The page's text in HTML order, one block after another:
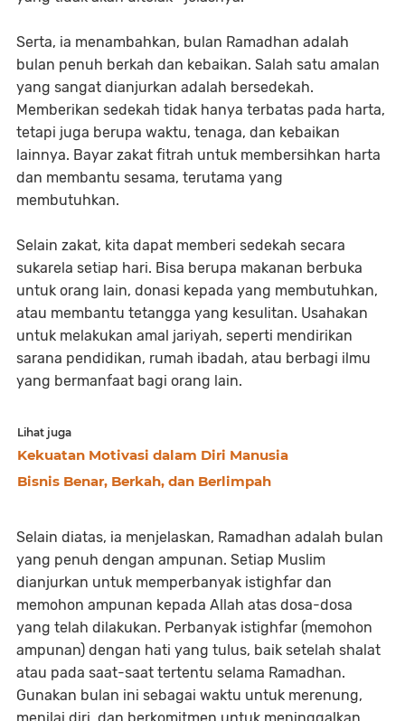
Serta, ia menambahkan, bulan Ramadhan adalah
bulan penuh berkah dan kebaikan. Salah satu amalan
yang sangat dianjurkan adalah bersedekah.
Memberikan sedekah tidak hanya terbatas pada harta,
tetapi juga berupa waktu, tenaga, dan kebaikan
lainnya. Bayar zakat fitrah untuk membersihkan harta
dan membantu sesama, terutama yang
membutuhkan.
Selain zakat, kita dapat memberi sedekah secara
sukarela setiap hari. Bisa berupa makanan berbuka
untuk orang lain, donasi kepada yang membutuhkan,
atau membantu tetangga yang kesulitan. Usahakan
untuk melakukan amal jariyah, seperti mendirikan
sarana pendidikan, rumah ibadah, atau berbagi ilmu
yang bermanfaat bagi orang lain.
Lihat juga
Kekuatan Motivasi dalam Diri Manusia
Bisnis Benar, Berkah, dan Berlimpah
Selain diatas, ia menjelaskan, Ramadhan adalah bulan
yang penuh dengan ampunan. Setiap Muslim
dianjurkan untuk memperbanyak istighfar dan
memohon ampunan kepada Allah atas dosa-dosa
yang telah dilakukan. Perbanyak istighfar (memohon
ampunan) dengan hati yang tulus, baik setelah shalat
atau pada saat-saat tertentu selama Ramadhan.
Gunakan bulan ini sebagai waktu untuk merenung,